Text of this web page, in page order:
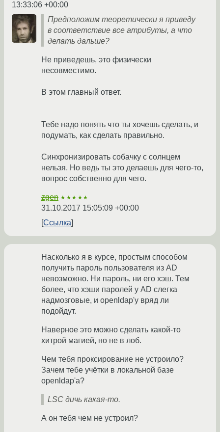
13:33:06 +00:00
Предположим теоретически я приведу
в соответствие все атрибуты, а что
делать дальше?
Не приведешь, это физически
несовместимо.
В этом главный ответ.
Тебе надо понять что ты хочешь сделать, и
подумать, как сделать правильно.
Синхронизировать собачку с солнцем
нельзя. Но ведь ты это делаешь для чего-то,
вопрос собственно для чего.
zgen ★★★★★
31.10.2017 15:05:09 +00:00
Ссылка
Насколько я в курсе, простым способом
получить пароль пользователя из AD
невозможно. Ни пароль, ни его хэш. Тем
более, что хэши паролей у AD слегка
надмозговые, и openldap'у вряд ли
подойдут.
Наверное это можно сделать какой-то
хитрой магией, но не в лоб.
Чем тебя проксирование не устроило?
Зачем тебе учётки в локальной базе
openldap'а?
LSC дичь какая-то.
А он тебя чем не устроил?